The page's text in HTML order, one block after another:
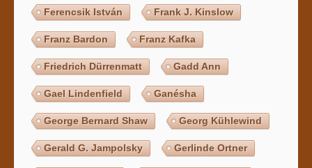
Ferencsik István Frank J. Kinslow
Franz Bardon Franz Kafka
Friedrich Dürrenmatt Gadd Ann
Gael Lindenfield Ganésha
George Bernard Shaw Georg Kühlewind
Gerald G. Jampolsky Gerlinde Ortner